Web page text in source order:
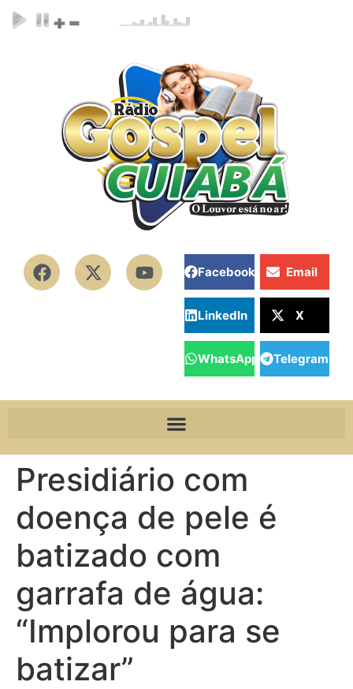
Facebook Email
LinkedIn X
WhatsApp Telegram
Presidiário com
doença de pele é
batizado com
garrafa de água:
“Implorou para se
batizar”